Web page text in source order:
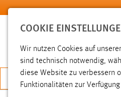
Zum Hauptinhalt springen
JETZT
COOKIE
Wir nutzen Cookies auf
sind technisch notwendig,
diese Website zu verbessern
Funktionalitäten zur